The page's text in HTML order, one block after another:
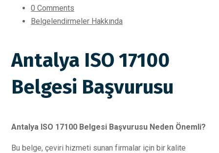
0 Comments
Belgelendirmeler Hakkında
Antalya ISO 17100
Belgesi Başvurusu
Antalya ISO 17100 Belgesi Başvurusu Neden Önemli?
Bu belge, çeviri hizmeti sunan firmalar için bir kalite